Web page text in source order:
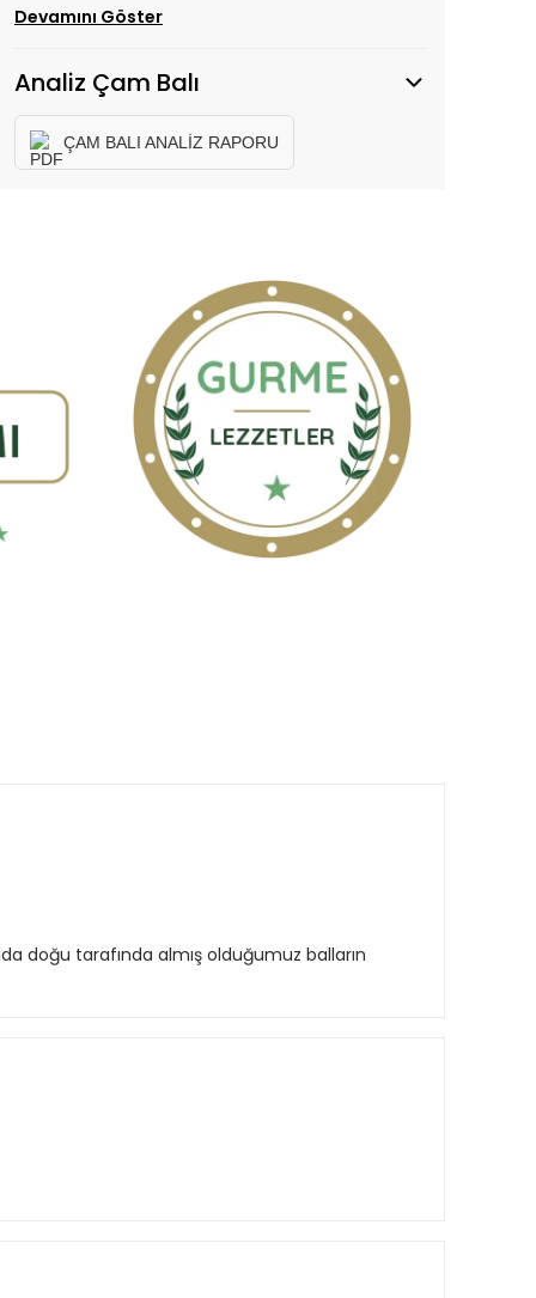
Devamını Göster
Analiz Çam Balı
ÇAM BALI ANALİZ RAPORU
doğu tarafında almış olduğumuz balların